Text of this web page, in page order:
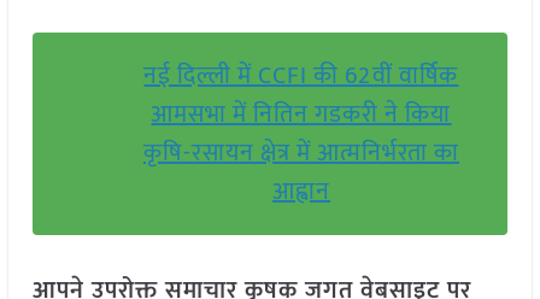
नई दिल्ली में CCFI की 62वीं वार्षिक
आमसभा में नितिन गडकरी ने किया
कृषि-रसायन क्षेत्र में आत्मनिर्भरता का
आह्वान